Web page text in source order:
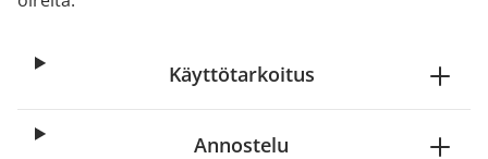
Käyttötarkoitus
Annostelu